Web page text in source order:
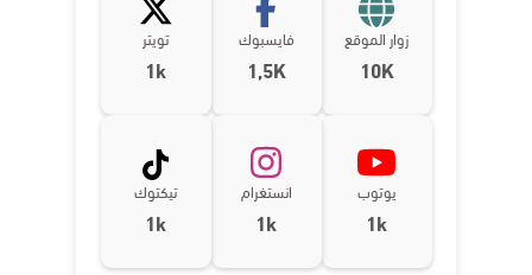
زوار الموقع
10K
فايسبوك
1,5K
تويتر
1k
يوتوب
1k
انستغرام
1k
تيكتوك
1k